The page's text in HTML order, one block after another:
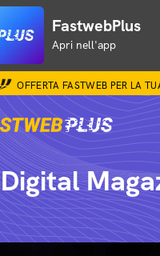
FastwebPlus
Apri nell'app
OFFERTA FASTWEB PER LA
Digital